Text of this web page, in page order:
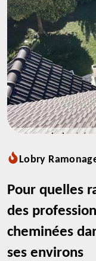
Lobry
Pour quelles
des
cheminées
ses environs